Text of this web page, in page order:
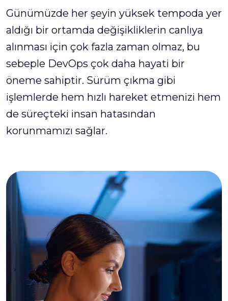
Günümüzde her şeyin yüksek tempoda yer
aldığı bir ortamda değişikliklerin canlıya
alınması için çok fazla zaman olmaz, bu
sebeple DevOps çok daha hayati bir
öneme sahiptir. Sürüm çıkma gibi
işlemlerde hem hızlı hareket etmenizi hem
de süreçteki insan hatasından
korunmamızı sağlar.